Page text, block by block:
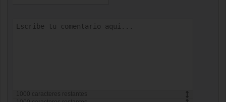
caracteres restantes